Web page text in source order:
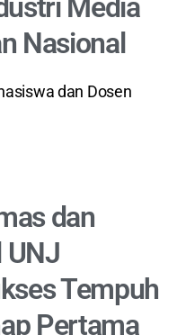
Media
Nasional
dan Dosen
dan
UNJ
Tempuh
Pertama